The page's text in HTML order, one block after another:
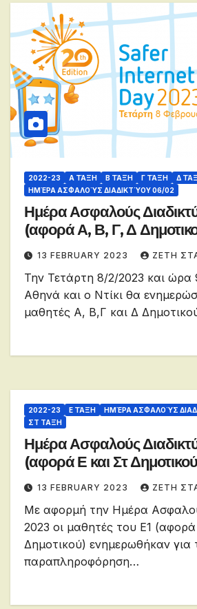
2022-23 Α ΤΆΞΗ Β ΤΆΞΗ Γ ΤΆΞΗ
Δ
ΗΜΈΡΑ ΑΣΦΑΛΟΎΣ ΔΙΑΔΙΚΤΎΟΥ 06/02
Ημέρα Ασφαλούς
(αφορά Α, Β, Γ, Δ
13 FEBRUARY 2023 ΖΕΤΗ
Την Τετάρτη 8/2/2023 και
Αθηνά και ο Ντίκι θα
μαθητές Α, Β,Γ και Δ
2022-23 Ε ΤΆΞΗ
ΗΜΈΡΑ ΑΣΦΑΛΟΎΣ
ΣΤ ΤΑΞΗ
Ημέρα Ασφαλούς
(αφορά Ε και Στ
13 FEBRUARY 2023 ΖΕΤΗ
Με αφορμή την Ημέρα
2023 οι μαθητές του Ε1
Δημοτικού) ενημερωθήκαν για
παραπληροφόρηση…